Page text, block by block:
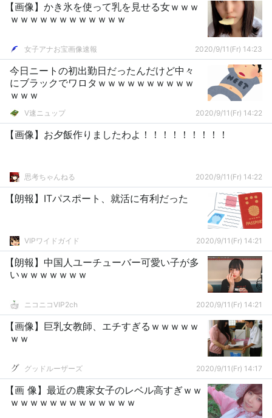
【画像】かき氷を使って乳を見せる女ｗｗｗ
ｗｗｗｗｗｗｗｗｗｗｗｗ
女子アナお宝画像速報 2020/9/11(Fr) 14:23
今日ニートの初出勤日だったんだけど中々
にブラックでワロタｗｗｗｗｗｗｗｗｗｗ
ｗｗｗ
V速ニュップ 2020/9/11(Fr) 14:22
【画像】お夕飯作りましたわよ！！！！！！！！！
思考ちゃんねる 2020/9/11(Fr) 14:22
【朗報】ITパスポート、就活に有利だった
VIPワイドガイド 2020/9/11(Fr) 14:21
【朗報】中国人ユーチューバー可愛い子が多
いｗｗｗｗｗｗｗ
ニコニコVIP2ch 2020/9/11(Fr) 14:21
【画像】巨乳女教師、エチすぎるｗｗｗｗｗ
ｗｗ
グッドルーザーズ 2020/9/11(Fr) 14:17
【画 像】最近の農家女子のレベル高すぎｗｗ
ｗｗｗｗｗｗｗｗｗｗｗｗｗ